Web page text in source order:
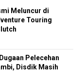
Meluncur di
Touring
Pelecehan
Disdik Masih